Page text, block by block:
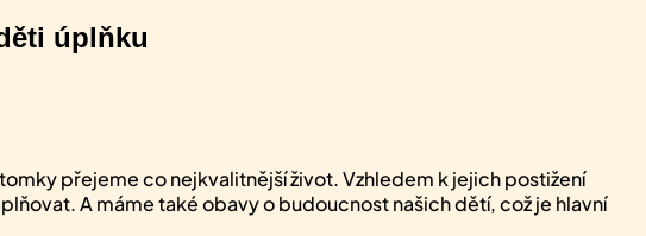
úplňku
přejeme co nejkvalitnější život. Vzhledem k jejich postižení
A máme také obavy o budoucnost našich dětí, což je hlavní